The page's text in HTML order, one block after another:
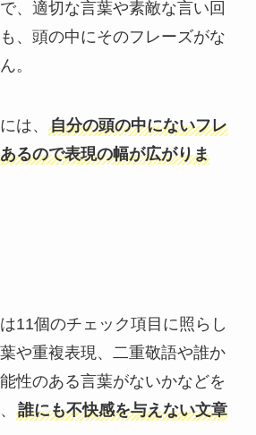
、適切な言葉や素敵な言い回
、頭の中にそのフレーズがな
。
は、 自分の頭の中にないフレ
るので表現の幅が広がりま
11個のチェック項目に照らし
や重複表現、二重敬語や誰か
性のある言葉がないかなどを
誰にも不快感を与えない文章